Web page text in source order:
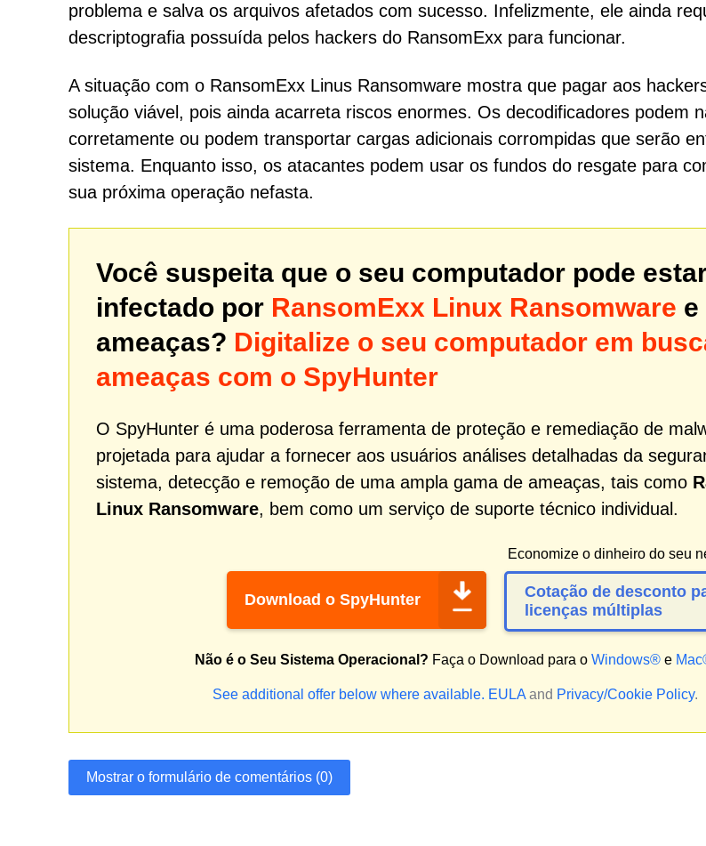
problema e salva os arquivos afetados com sucesso. Infelizmente, ele ainda
descriptografia possuída pelos hackers do RansomExx para funcionar.
A situação com o RansomExx Linus Ransomware mostra que pagar aos
solução viável, pois ainda acarreta riscos enormes. Os decodificadores podem
corretamente ou podem transportar cargas adicionais corrompidas que serão
sistema. Enquanto isso, os atacantes podem usar os fundos do resgate para
sua próxima operação nefasta.
Você suspeita que o seu computador pode
infectado por RansomExx Linux Ransomware e
ameaças? Digitalize o seu computador em
ameaças com o SpyHunter
O SpyHunter é uma poderosa ferramenta de proteção e remediação de
projetada para ajudar a fornecer aos usuários análises detalhadas da
sistema, detecção e remoção de uma ampla gama de ameaças, tais como
Linux Ransomware, bem como um serviço de suporte técnico individual.
Download o SpyHunter
Economize o dinheiro do seu
Cotação de desconto
licenças múltiplas
Não é o Seu Sistema Operacional? Faça o Download para o Windows®e
See additional offer below where available. EULA and Privacy/Cookie Policy.
Mostrar o formulário de comentários (0)